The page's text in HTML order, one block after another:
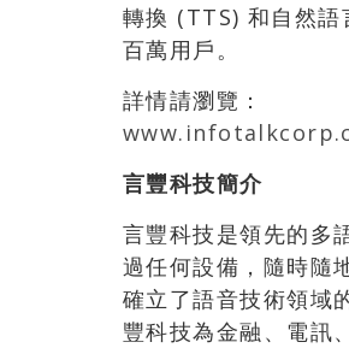
轉換 (TTS) 和自然
百萬用戶。
詳情請瀏覽：
言豐科技簡介
言豐科技是領先的多
過任何設備，隨時隨
確立了語音技術領域
豐科技為金融、電訊